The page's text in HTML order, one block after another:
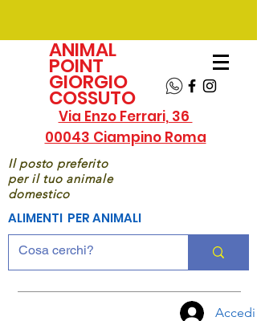
ANIMAL
POINT
GIORGIO
COSSUTO
Via Enzo Ferrari, 36
00043 Ciampino Roma
Il posto preferito
per il tuo animale
domestico
ALIMENTI PER ANIMALI
Accedi